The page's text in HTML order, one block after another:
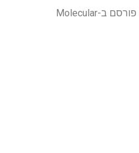
"CD81 מוטרד בשלפוחיות חוץ-תאיות שמקורן בסרטן ריאות משנה את תפקודו בפתופיזיולוגיה של סרטן" פורסם ב-Molecular